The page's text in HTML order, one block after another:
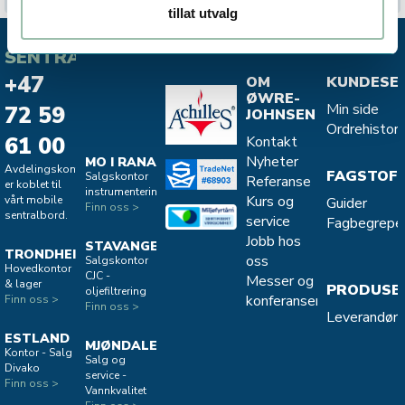
tillat utvalg
SENTRALBORD
+47
72 59
61 00
Avdelingskontorene
er koblet til
vårt mobile
sentralbord.
TRONDHEIM
Hovedkontor
& lager
Finn oss >
ESTLAND
Kontor - Salg
Divako
Finn oss >
MO I RANA
Salgskontor
instrumentering
Finn oss >
STAVANGER
Salgskontor
CJC -
oljefiltrering
Finn oss >
MJØNDALEN
Salg og
service -
Vannkvalitet
OM
ØWRE-
JOHNSEN
Kontakt
Nyheter
Referanse
Kurs og
service
Jobb hos
oss
Messer og
konferanser
Min side
Guider